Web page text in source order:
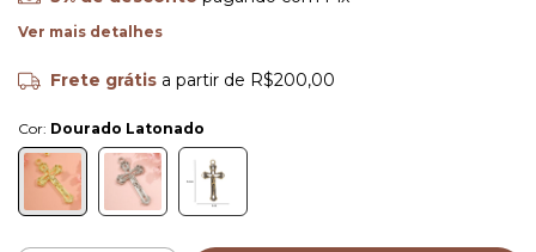
Ver mais detalhes
Frete grátis a partir de R$200,00
Cor: Dourado Latonado